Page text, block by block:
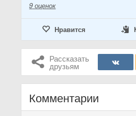
9 оценок
Нравится
Рассказать
друзьям
Комментарии